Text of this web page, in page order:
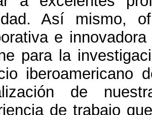
Así mismo,
e
para la
iberoamericano
de
de trabajo